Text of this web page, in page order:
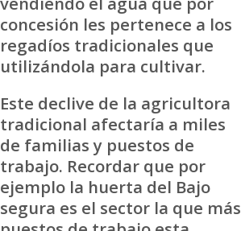
concesión les pertenece a los
regadíos tradicionales que
utilizándola para cultivar.
Este declive de la agricultora
tradicional afectaría a miles
de familias y puestos de
trabajo. Recordar que por
ejemplo la huerta del Bajo
segura es el sector la que más